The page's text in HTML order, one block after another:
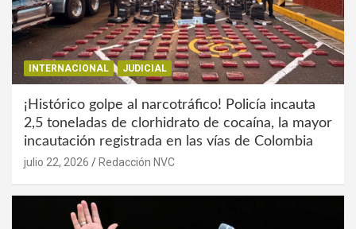
INTERNACIONAL JUDICIAL
¡Histórico golpe al narcotráfico! Policía incauta
2,5 toneladas de clorhidrato de cocaína, la mayor
incautación registrada en las vías de Colombia
julio 22, 2026 Redacción NVC